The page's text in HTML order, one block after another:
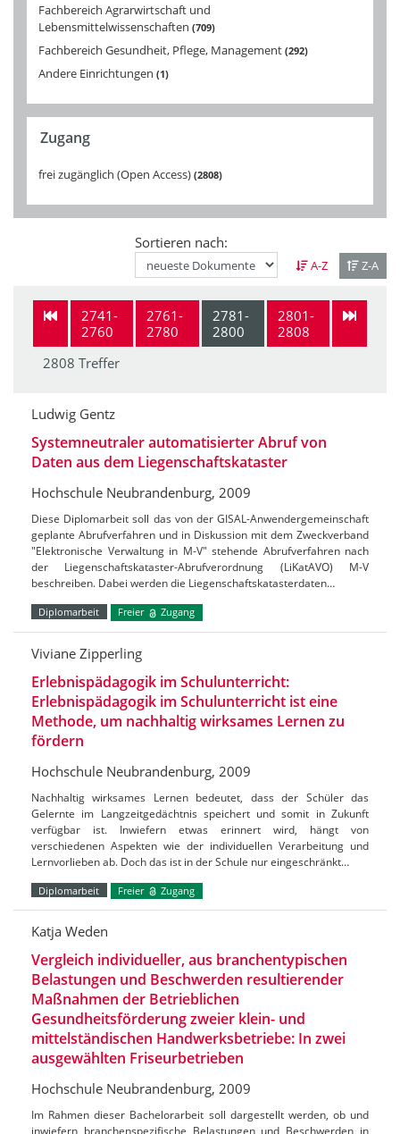
Fachbereich Agrarwirtschaft und
Lebensmittelwissenschaften 709
Fachbereich Gesundheit, Pflege, Management 292
Andere Einrichtungen 1
Zugang
frei zugänglich (Open Access) 2808
Sortieren nach:
A-Z Z-A
2741-
2760
2761-
2780
2781-
2800
2801-
2808
2808 Treffer
Ludwig Gentz
Systemneutraler automatisierter Abruf von
Daten aus dem Liegenschaftskataster
Hochschule Neubrandenburg, 2009
Diese Diplomarbeit soll das von der GISAL-Anwendergemeinschaft
geplante Abrufverfahren und in Diskussion mit dem Zweckverband
"Elektronische Verwaltung in M-V" stehende Abrufverfahren nach
der Liegenschaftskataster-Abrufverordnung (LiKatAVO) M-V
beschreiben. Dabei werden die Liegenschaftskatasterdaten…
Diplomarbeit Freier Zugang
Viviane Zipperling
Erlebnispädagogik im Schulunterricht:
Erlebnispädagogik im Schulunterricht ist eine
Methode, um nachhaltig wirksames Lernen zu
fördern
Hochschule Neubrandenburg, 2009
Nachhaltig wirksames Lernen bedeutet, dass der Schüler das
Gelernte im Langzeitgedächtnis speichert und somit in Zukunft
verfügbar ist. Inwiefern etwas erinnert wird, hängt von
verschiedenen Aspekten wie der individuellen Verarbeitung und
Lernvorlieben ab. Doch das ist in der Schule nur eingeschränkt…
Diplomarbeit Freier Zugang
Katja Weden
Vergleich individueller, aus branchentypischen
Belastungen und Beschwerden resultierender
Maßnahmen der Betrieblichen
Gesundheitsförderung zweier klein- und
mittelständischen Handwerksbetriebe: In zwei
ausgewählten Friseurbetrieben
Hochschule Neubrandenburg, 2009
Im Rahmen dieser Bachelorarbeit soll dargestellt werden, ob und
inwiefern branchenspezifische Belastungen und Beschwerden in